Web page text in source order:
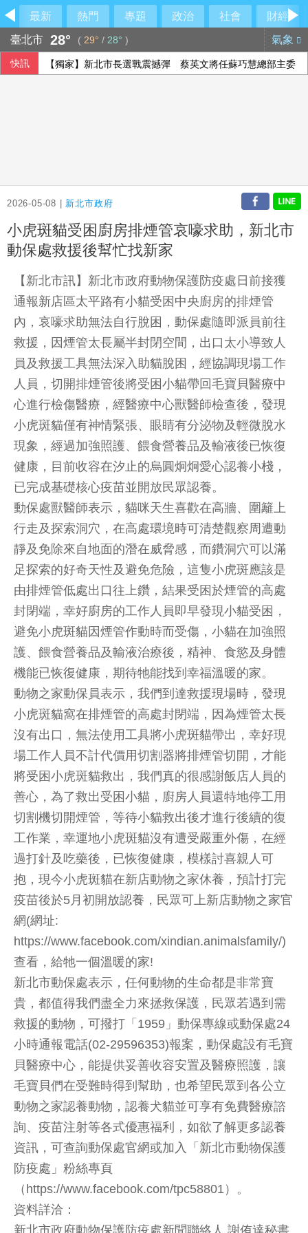
最新 熱門 專題 政治 社會
財經
臺北市 28° ( 29° / 28° ) 氣象
快訊 【獨家】新北市長選戰震撼彈 蔡英文將任蘇巧慧總部主委
2026-05-08 | 新北市政府
小虎斑貓受困廚房排煙管哀嚎求助，新北市
動保處救援後幫忙找新家
【新北市訊】新北市政府動物保護防疫處日前接獲
通報新店區太平路有小貓受困中央廚房的排煙管
內，哀嚎求助無法自行脫困，動保處隨即派員前往
救援，因煙管太長屬半封閉空間，出口太小導致人
員及救援工具無法深入助貓脫困，經協調現場工作
人員，切開排煙管後將受困小貓帶回毛寶貝醫療中
心進行檢傷醫療，經醫療中心獸醫師檢查後，發現
小虎斑貓僅有神情緊張、眼睛有分泌物及輕微脫水
現象，經過加強照護、餵食營養品及輸液後已恢復
健康，目前收容在汐止的烏圓炯炯愛心認養小棧，
已完成基礎核心疫苗並開放民眾認養。
動保處獸醫師表示，貓咪天生喜歡在高牆、圍籬上
行走及探索洞穴，在高處環境時可清楚觀察周遭動
靜及免除來自地面的潛在威脅感，而鑽洞穴可以滿
足探索的好奇天性及避免危險，這隻小虎斑應該是
由排煙管低處出口往上鑽，結果受困於煙管的高處
封閉端，幸好廚房的工作人員即早發現小貓受困，
避免小虎斑貓因煙管作動時而受傷，小貓在加強照
護、餵食營養品及輸液治療後，精神、食慾及身體
機能已恢復健康，期待牠能找到幸福溫暖的家。
動物之家動保員表示，我們到達救援現場時，發現
小虎斑貓窩在排煙管的高處封閉端，因為煙管太長
沒有出口，無法使用工具將小虎斑貓帶出，幸好現
場工作人員不計代價用切割器將排煙管切開，才能
將受困小虎斑貓救出，我們真的很感謝飯店人員的
善心，為了救出受困小貓，廚房人員還特地停工用
切割機切開煙管，等待小貓救出後才進行後續的復
工作業，幸運地小虎斑貓沒有遭受嚴重外傷，在經
過打針及吃藥後，已恢復健康，模樣討喜親人可
抱，現今小虎斑貓在新店動物之家休養，預計打完
疫苗後於5月初開放認養，民眾可上新店動物之家官
網(網址:
https://www.facebook.com/xindian.animalsfamily/)
查看，給牠一個溫暖的家!
新北市動保處表示，任何動物的生命都是非常寶
貴，都值得我們盡全力來拯救保護，民眾若遇到需
救援的動物，可撥打「1959」動保專線或動保處24
小時通報電話(02-29596353)報案，動保處設有毛寶
貝醫療中心，能提供妥善收容安置及醫療照護，讓
毛寶貝們在受難時得到幫助，也希望民眾到各公立
動物之家認養動物，認養犬貓並可享有免費醫療諮
詢、疫苗注射等各式優惠福利，如欲了解更多認養
資訊，可查詢動保處官網或加入「新北市動物保護
防疫處」粉絲專頁
（https://www.facebook.com/tpc58801）。
資料詳洽：
新北市政府動物保護防疫處新聞聯絡人 謝侑達秘書